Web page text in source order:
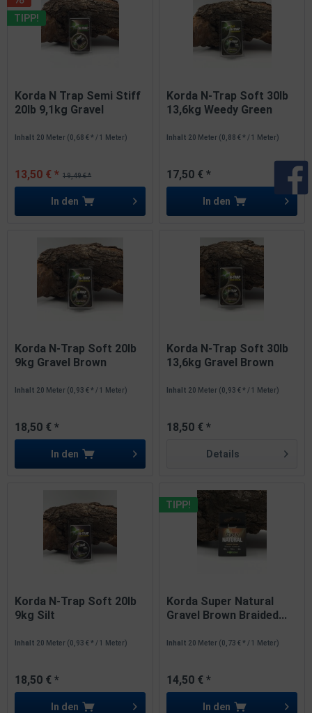
TIPP!
Korda N Trap Semi Stiff
20lb 9,1kg Gravel
Inhalt 20 Meter (0,68 € * / 1 Meter)
19,49 € *
13,50 € *
In den
Korda N-Trap Soft 30lb
13,6kg Weedy Green
Inhalt 20 Meter (0,88 € * / 1 Meter)
17,50 € *
In den
Korda N-Trap Soft 20lb
9kg Gravel Brown
Inhalt 20 Meter (0,93 € * / 1 Meter)
18,50 € *
In den
Korda N-Trap Soft 30lb
13,6kg Gravel Brown
Inhalt 20 Meter (0,93 € * / 1 Meter)
18,50 € *
Details
Korda N-Trap Soft 20lb
9kg Silt
Inhalt 20 Meter (0,93 € * / 1 Meter)
18,50 € *
In den
TIPP!
Korda Super Natural
Gravel Brown Braided...
Inhalt 20 Meter (0,73 € * / 1 Meter)
14,50 € *
In den